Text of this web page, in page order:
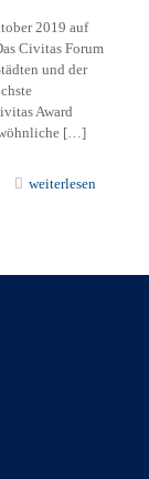
2019 auf
Civitas Forum
und der
Award
[…]
weiterlesen